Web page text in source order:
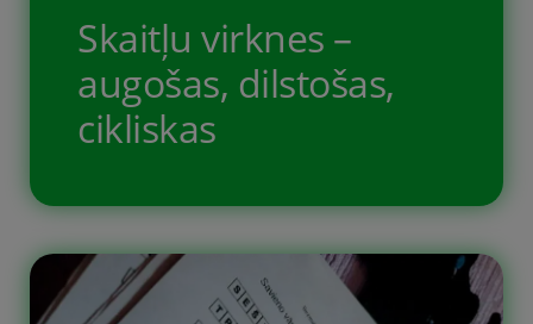
Skaitļu virknes –
augošas, dilstošas,
cikliskas
Dotas vairākas, dažādas skaitļu
virknes, kurās iztrūkst daļa skaitļu.